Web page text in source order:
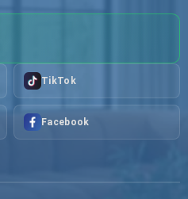
TikTok
Facebook